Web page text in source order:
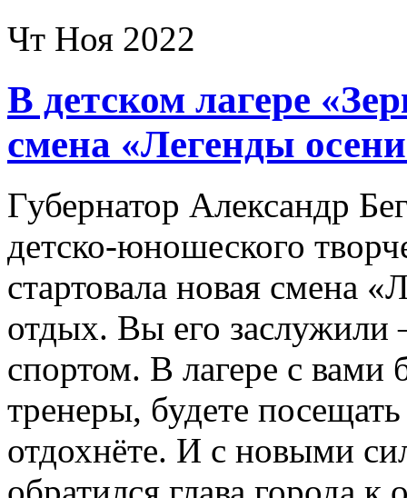
Чт Ноя 2022
В детском лагере
смена «Легенды
Губернатор Александр
детско-юношеского
стартовала новая смена
отдых. Вы его заслужили
спортом. В лагере с вами
тренеры, будете
отдохнёте. И с новыми